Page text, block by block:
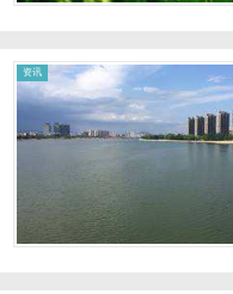
资讯